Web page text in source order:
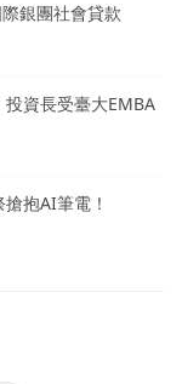
銀團社會貸款
資長受臺大EMBA
抱AI筆電！